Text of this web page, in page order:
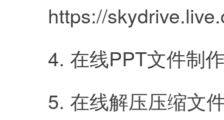
https://
4. 在线PPT文件制
5. 在线解压压缩